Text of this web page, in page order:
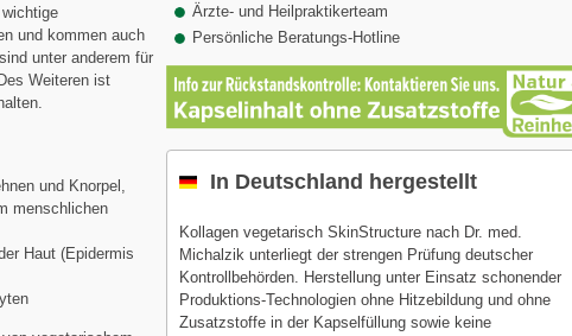
und kommen auch
unter anderem für
Weiteren ist
und Knorpel,
menschlichen
Haut (Epidermis
Ärzte- und Heilpraktikerteam
Persönliche Beratungs-Hotline
In Deutschland hergestellt
Kollagen vegetarisch SkinStructure nach Dr. med.
Michalzik unterliegt der strengen Prüfung deutscher
Kontrollbehörden. Herstellung unter Einsatz schonender
Produktions-Technologien ohne Hitzebildung und ohne
Zusatzstoffe in der Kapselfüllung sowie keine